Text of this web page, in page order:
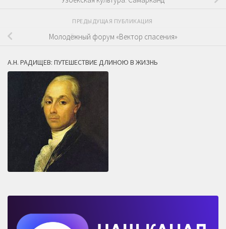
ПРЕДЫДУЩАЯ ПУБЛИКАЦИЯ
Молодёжный форум «Вектор спасения»
А.Н. РАДИЩЕВ: ПУТЕШЕСТВИЕ ДЛИНОЮ В ЖИЗНЬ